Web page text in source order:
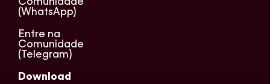
(WhatsApp)
Entre na
Comunidade
(Telegram)
Download